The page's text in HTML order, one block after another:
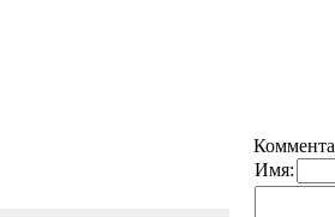
Имя: